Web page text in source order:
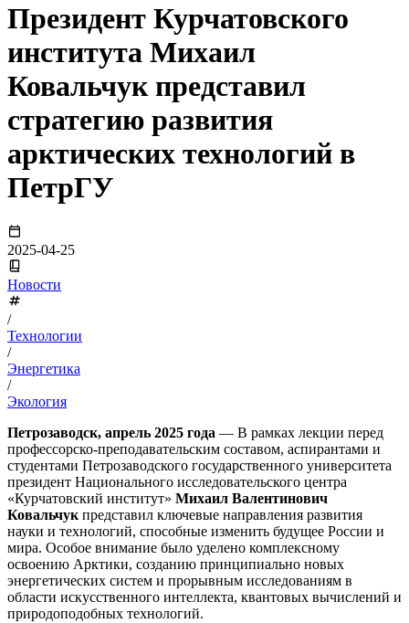
Президент Курчатовского
института Михаил
Ковальчук представил
стратегию развития
арктических технологий в
ПетрГУ
2025-04-25
Новости
/
Технологии
/
Энергетика
/
Экология
Петрозаводск, апрель 2025 года — В рамках лекции перед
профессорско-преподавательским составом, аспирантами и
студентами Петрозаводского государственного университета
президент Национального исследовательского центра
«Курчатовский институт» Михаил Валентинович
Ковальчук представил ключевые направления развития
науки и технологий, способные изменить будущее России и
мира. Особое внимание было уделено комплексному
освоению Арктики, созданию принципиально новых
энергетических систем и прорывным исследованиям в
области искусственного интеллекта, квантовых вычислений и
природоподобных технологий.